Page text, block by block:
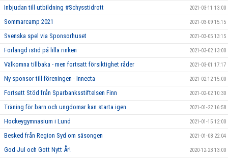
Inbjudan till utbildning #Schysstidrott 2021-03-11 13:00
Sommarcamp 2021 2021-03-09 15:15
Svenska spel via Sponsorhuset 2021-03-05 13:15
Förlängd istid på lilla rinken 2021-03-02 13:00
Välkomna tillbaka - men fortsatt försiktighet råder 2021-03-01 17:17
Ny sponsor till föreningen - Innecta 2021-02-12 15:00
Fortsatt Stöd från Sparbanksstiftelsen Finn 2021-02-02 10:30
Träning för barn och ungdomar kan starta igen 2021-01-22 16:58
Hockeygymnasium i Lund 2021-01-15 12:00
Besked från Region Syd om säsongen 2021-01-08 22:04
God Jul och Gott Nytt År! 2020-12-23 13:00